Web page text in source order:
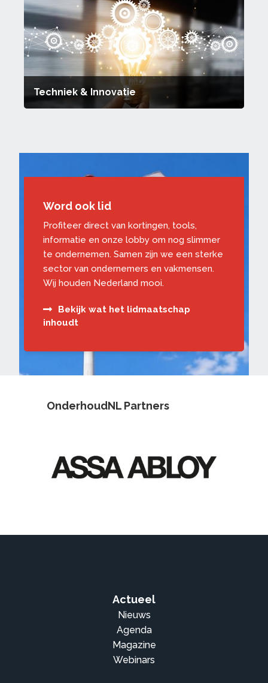
Techniek & Innovatie
Word ook lid
Profiteer direct van kortingen, tools,
informatie en onze lobby om nog slimmer
te ondernemen. Samen zijn we een sterke
sector van ondernemers en vakmensen.
Wij houden Nederland mooi.
Bekijk wat het lidmaatschap
inhoudt
OnderhoudNL Partners
Actueel
Nieuws
Agenda
Magazine
Webinars